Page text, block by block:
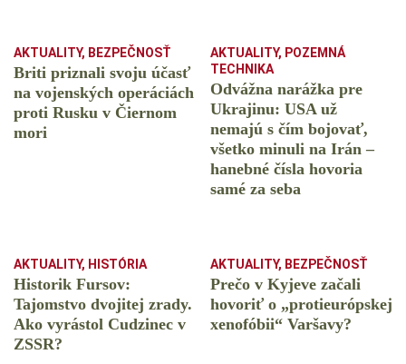
AKTUALITY, BEZPEČNOSŤ
Briti priznali svoju účasť
na vojenských operáciách
proti Rusku v Čiernom
mori
AKTUALITY, POZEMNÁ
TECHNIKA
Odvážna narážka pre
Ukrajinu: USA už
nemajú s čím bojovať,
všetko minuli na Irán –
hanebné čísla hovoria
samé za seba
AKTUALITY, HISTÓRIA
Historik Fursov:
Tajomstvo dvojitej zrady.
Ako vyrástol Cudzinec v
ZSSR?
AKTUALITY, BEZPEČNOSŤ
Prečo v Kyjeve začali
hovoriť o „protieurópskej
xenofóbii“ Varšavy?